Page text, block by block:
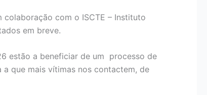
com o ISCTE – Instituto
em breve.
estão a beneficiar de um processo de
a que mais vítimas nos contactem, de